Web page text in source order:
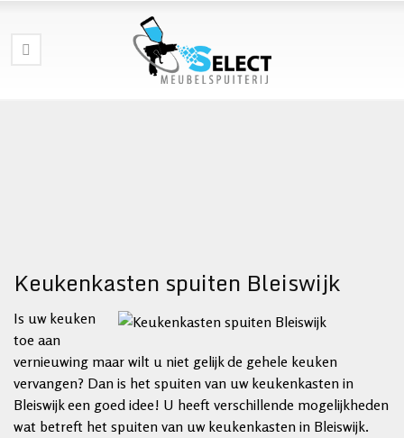
Keukenkasten spuiten Bleiswijk
Is uw keuken
toe aan
vernieuwing maar wilt u niet gelijk de gehele keuken
vervangen? Dan is het spuiten van uw keukenkasten in
Bleiswijk een goed idee! U heeft verschillende mogelijkheden
wat betreft het spuiten van uw keukenkasten in Bleiswijk.